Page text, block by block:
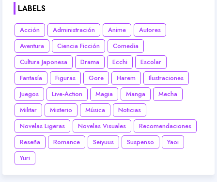
LABELS
Acción Administración Anime
Autores
Aventura
Ciencia Ficción
Comedia
Cultura Japonesa
Drama Ecchi
Escolar
Fantasía
Figuras Gore Harem
Ilustraciones
Juegos
Live-Action Magia Manga
Mecha
Militar
Misterio Música
Noticias
Novelas Ligeras
Novelas Visuales
Recomendaciones
Reseña
Romance Seiyuus Suspenso
Yaoi
Yuri